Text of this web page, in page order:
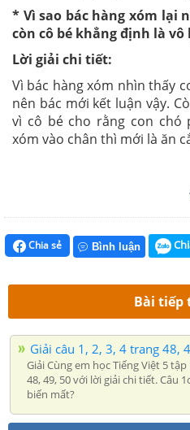
* Vì sao bác hàng xóm lại
còn cô bé khẳng định là vô
Lời giải chi tiết:
Vì bác hàng xóm nhìn thấy
nên bác mới kết luận vậy.
vì cô bé cho rằng con chó
xóm vào chân thì mới là ăn
Chia sẻ Bình luận
Bài tiếp
Giải câu 1, 2, 3, 4 trang 48,
Giải Cùng em học Tiếng Việt 5
48, 49, 50 với lời giải chi tiết. Câu
biến mất?